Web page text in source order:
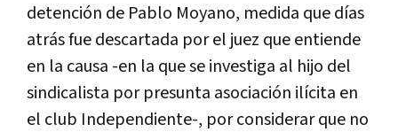
detención de Pablo Moyano, medida que días
atrás fue descartada por el juez que entiende
en la causa -en la que se investiga al hijo del
sindicalista por presunta asociación ilícita en
el club Independiente-, por considerar que no